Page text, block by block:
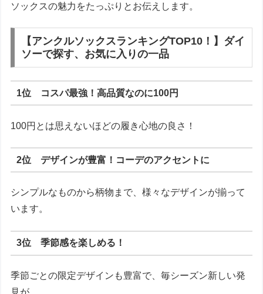
ソックスの魅力をたっぷりとお伝えします。
【アンクルソックスランキングTOP10！】ダイ
ソーで探す、お気に入りの一品
1位 コスパ最強！高品質なのに100円
100円とは思えないほどの履き心地の良さ！
2位 デザインが豊富！コーデのアクセントに
シンプルなものから柄物まで、様々なデザインが揃って
います。
3位 季節感を楽しめる！
季節ごとの限定デザインも豊富で、毎シーズン新しい発
見が。